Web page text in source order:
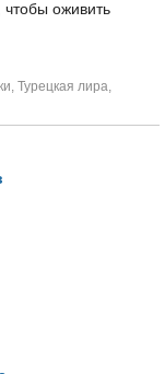
оживить
, Турецкая лира,